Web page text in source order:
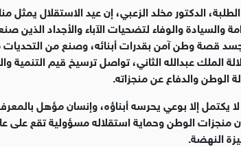
الدكتور مخلد الزعبي، إن عيد الاستقلال يمثل
والسيادة والوفاء لتضحيات الآباء والأجداد الذين
قصة وطن آمن بقدرات أبنائه، وصنع من التحديات
الملك عبدالله الثاني، تواصل ترسيخ قيم التنمية
الوطن والدفاع عن منجزاته.
يكتمل إلا بوعي يحرسه أبناؤه، وإنسان مؤهل
الوطن وحماية استقلاله مسؤولية تقع على
النهضة.